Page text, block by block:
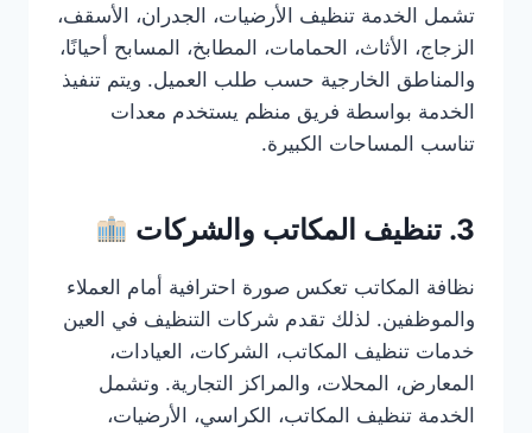
تشمل الخدمة تنظيف الأرضيات، الجدران، الأسقف،
الزجاج، الأثاث، الحمامات، المطابخ، المسابح أحيانًا،
والمناطق الخارجية حسب طلب العميل. ويتم تنفيذ
الخدمة بواسطة فريق منظم يستخدم معدات
تناسب المساحات الكبيرة.
3. تنظيف المكاتب والشركات
نظافة المكاتب تعكس صورة احترافية أمام العملاء
والموظفين. لذلك تقدم شركات التنظيف في العين
خدمات تنظيف المكاتب، الشركات، العيادات،
المعارض، المحلات، والمراكز التجارية. وتشمل
الخدمة تنظيف المكاتب، الكراسي، الأرضيات،